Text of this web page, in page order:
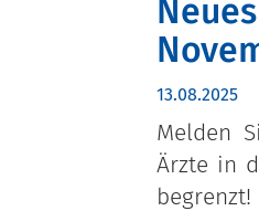
13.08.2025
Melden
Ärzte in
begrenzt!